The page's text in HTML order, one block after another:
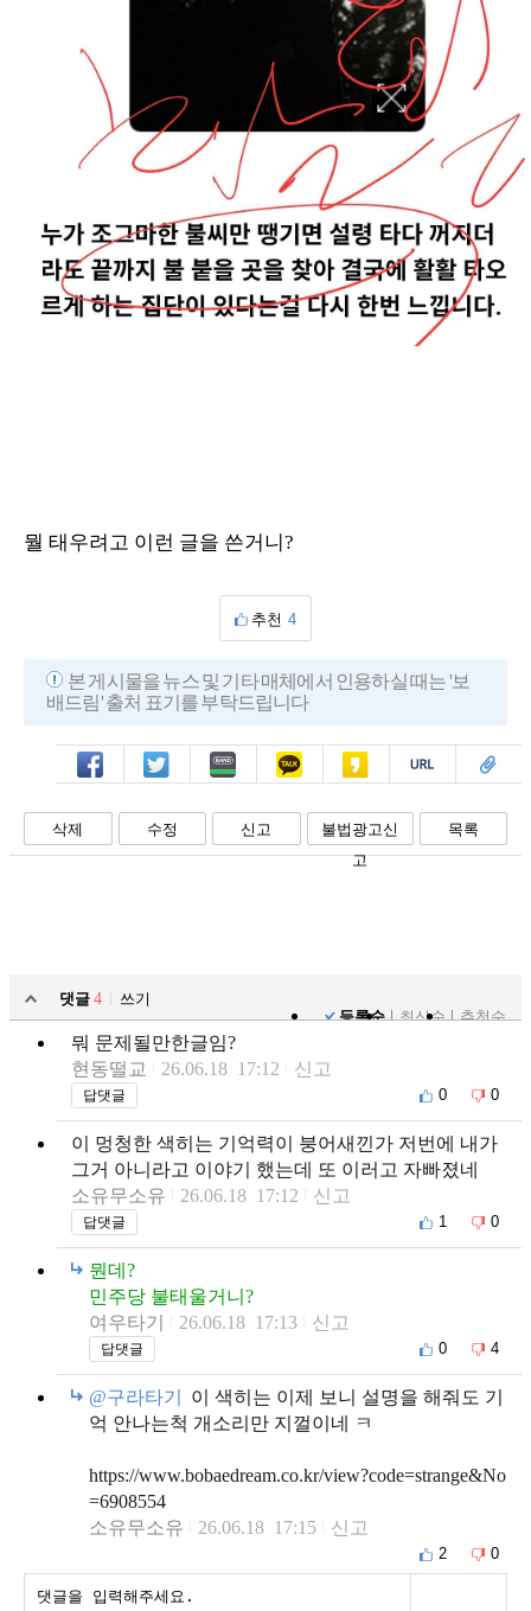
뭘 태우려고 이런 글을 쓴거니?
추천 4
본 게시물을 뉴스 및 기타 매체에서 인용하실 때는 '보
배드림' 출처 표기를 부탁드립니다
페북 트윗 밴드 카톡 카스 복사 스크랩
삭제 수정 신고
불법광고신
고
목록
댓글 4
쓰기
등록순
최신순 추천순
뭐 문제될만한글임?
현동떨교
26.06.18 17:12 신고
답댓글 0 0
이 멍청한 색히는 기억력이 붕어새낀가 저번에 내가
그거 아니라고 이야기 했는데 또 이러고 자빠졌네
소유무소유
26.06.18 17:12 신고
답댓글 1 0
뭔데?
민주당 불태울거니?
여우타기
26.06.18 17:13 신고
답댓글 0 4
@구라타기
이 색히는 이제 보니 설명을 해줘도 기
억 안나는척 개소리만 지껄이네 ㅋ
https://www.bobaedream.co.kr/view?code=strange&No
=6908554
소유무소유
26.06.18 17:15 신고
2 0